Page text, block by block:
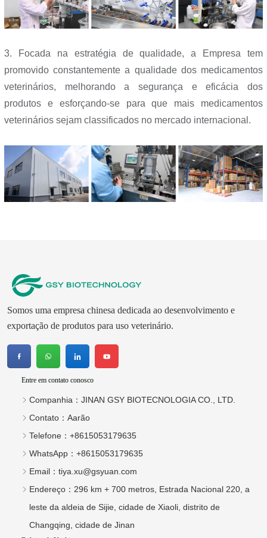
3. Focada na estratégia de qualidade, a Empresa tem
promovido constantemente a qualidade dos medicamentos
veterinários, melhorando a segurança e eficácia dos
produtos e esforçando-se para que mais medicamentos
veterinários sejam classificados no mercado internacional.
Somos uma empresa chinesa dedicada ao desenvolvimento e
exportação de produtos para uso veterinário.
Entre em contato conosco
Companhia： JINAN GSY BIOTECNOLOGIA CO., LTD.
Contato： Aarão
Telefone： +8615053179635
WhatsApp： +8615053179635
Email： tiya.xu@gsyuan.com
Endereço： 296 km + 700 metros, Estrada Nacional 220, a
leste da aldeia de Sijie, cidade de Xiaoli, distrito de
Changqing, cidade de Jinan